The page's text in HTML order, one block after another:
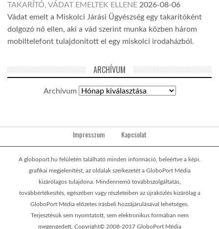
TAKARÍTÓ, VÁDAT EMELTEK ELLENE 2026-08-06
Vádat emelt a Miskolci Járási Ügyészség egy takarítóként
dolgozó nő ellen, aki a vád szerint munka közben három
mobiltelefont tulajdonított el egy miskolci irodaházból.
ARCHÍVUM
Archívum
Impresszum Kapcsolat
A globoport.hu felületén található minden információ, beleértve a képi,
grafikai megjelenítést, az oldalak szerkezetét a GloboPort Média
kizárólagos tulajdona. Mindennemű továbbszolgáltatás,
továbbértékesítés, egészében vagy részleteiben az újraközlés kizárólag a
GloboPort Média előzetes írásbeli hozzájárulásával lehetséges.
Terjesztésük sem nyomtatott, sem elektronikus formában nem
megengedett. Copyright© 2008-2017 GloboPort Média